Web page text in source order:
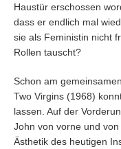
Haustür erschossen
dass er endlich mal
sie als Feministin nicht
Rollen tauscht?
Schon am
Two Virgins (1968)
lassen. Auf der
John von vorne und
Ästhetik des heutigen